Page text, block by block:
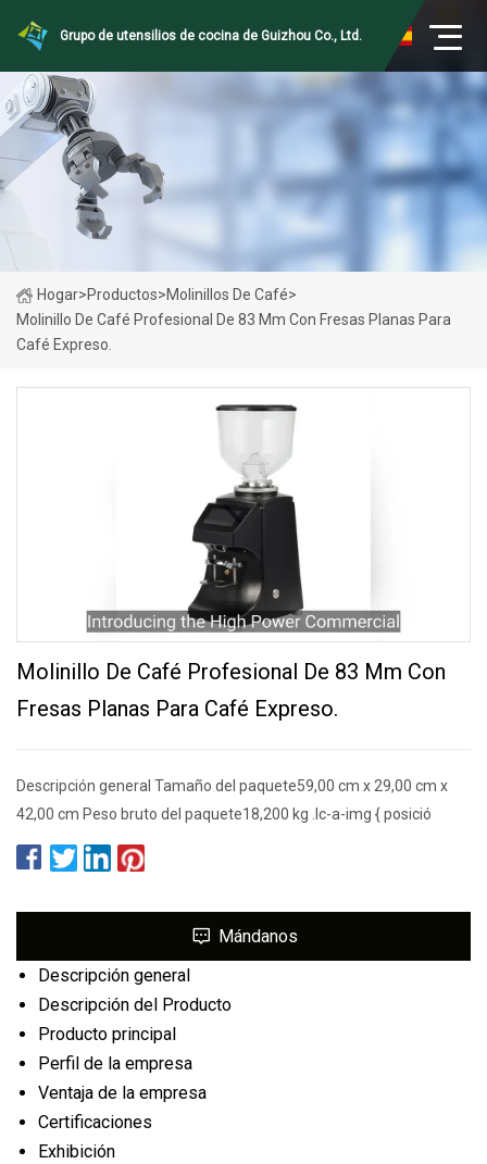
Grupo de utensilios de cocina de Guizhou Co., Ltd.
Hogar>Productos>Molinillos De Café>
Molinillo De Café Profesional De 83 Mm Con Fresas Planas Para
Café Expreso.
Molinillo De Café Profesional De 83 Mm Con
Fresas Planas Para Café Expreso.
Descripción general Tamaño del paquete59,00 cm x 29,00 cm x
42,00 cm Peso bruto del paquete18,200 kg .lc-a-img { posició
Mándanos
Descripción general
Descripción del Producto
Producto principal
Perfil de la empresa
Ventaja de la empresa
Certificaciones
Exhibición